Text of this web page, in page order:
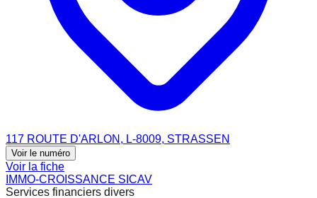
117 ROUTE D'ARLON, L-8009, STRASSEN
Voir le numéro
Voir la fiche
IMMO-CROISSANCE SICAV
Services financiers divers